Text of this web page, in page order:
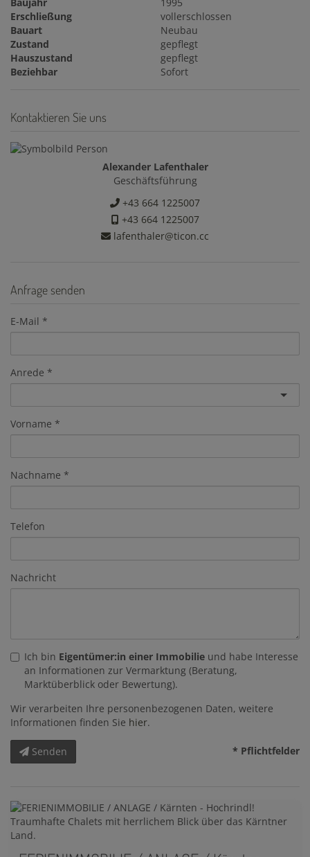
Erschließung
vollerschlossen
Bauart
Neubau
Zustand
gepflegt
Hauszustand
gepflegt
Beziehbar
Sofort
Kontaktieren Sie uns
Alexander Lafenthaler
Geschäftsführung
+43 664 1225007
+43 664 1225007
lafenthaler@ticon.cc
Anfrage senden
E-Mail
Anrede
Vorname
Nachname
Telefon
Nachricht
Ich bin Eigentümer:in einer Immobilie und habe Interesse
an Informationen zur Vermarktung (Beratung,
Marktüberblick oder Bewertung).
Wir verarbeiten Ihre personenbezogenen Daten, weitere
Informationen finden Sie hier.
Senden * Pflichtfelder